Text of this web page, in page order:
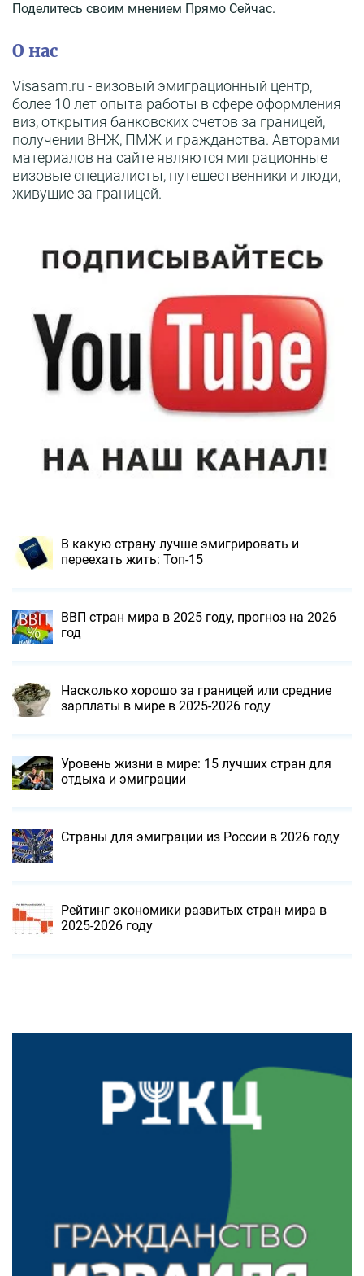
Поделитесь своим мнением Прямо Сейчас.
О нас
Visasam.ru - визовый эмиграционный центр,
более 10 лет опыта работы в сфере оформления
виз, открытия банковских счетов за границей,
получении ВНЖ, ПМЖ и гражданства. Авторами
материалов на сайте являются миграционные
визовые специалисты, путешественники и люди,
живущие за границей.
В какую страну лучше эмигрировать и
переехать жить: Топ-15
ВВП стран мира в 2025 году, прогноз на 2026
год
Насколько хорошо за границей или cредние
зарплаты в мире в 2025-2026 году
Уровень жизни в мире: 15 лучших стран для
отдыха и эмиграции
Страны для эмиграции из России в 2026 году
Рейтинг экономики развитых стран мира в
2025-2026 году